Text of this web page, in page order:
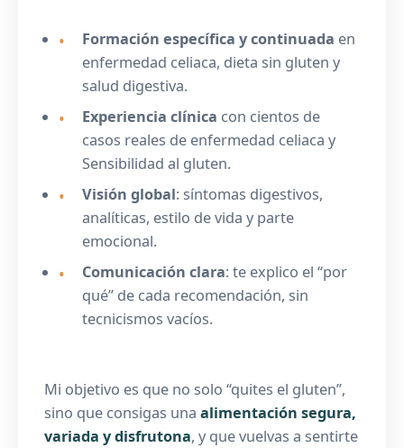
Formación específica y continuada en
enfermedad celiaca, dieta sin gluten y
salud digestiva.
Experiencia clínica con cientos de
casos reales de enfermedad celiaca y
Sensibilidad al gluten.
Visión global: síntomas digestivos,
analíticas, estilo de vida y parte
emocional.
Comunicación clara: te explico el “por
qué” de cada recomendación, sin
tecnicismos vacíos.
Mi objetivo es que no solo “quites el gluten”,
sino que consigas una alimentación segura,
variada y disfrutona, y que vuelvas a sentirte